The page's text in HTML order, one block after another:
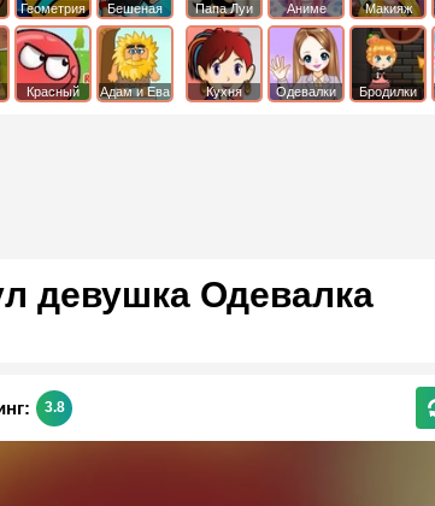
Геометрия
Даш
Бешеная
бабка
сбежала из
психушки
Красный
Адам и Ева
Папа Луи Аниме Макияж
Кухня
Одевалки Бродилки
девушка Одевалка
3.8